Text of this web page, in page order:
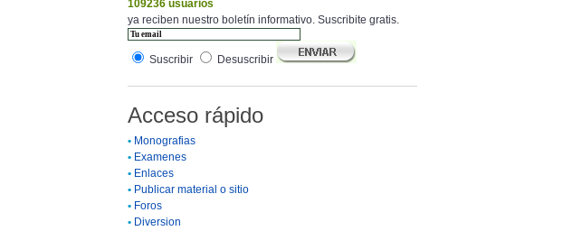
109236 usuarios
ya reciben nuestro boletín informativo. Suscribite gratis.
Suscribir Desuscribir
Acceso rápido
• Monografias
• Examenes
• Enlaces
• Publicar material o sitio
• Foros
• Diversion